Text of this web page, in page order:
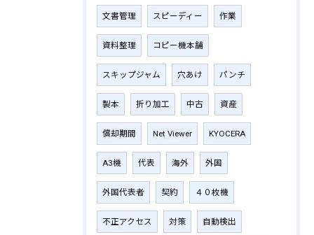
文書管理 スピーディー 作業
資料整理 コピー機本舗
スキップジャム 穴あけ パンチ
製本 折り加工 中古 資産
償却期間 Net Viewer KYOCERA
A3機 代表 海外 外国
外国代表者 契約 ４０枚機
不正アクセス 対策 自動検出